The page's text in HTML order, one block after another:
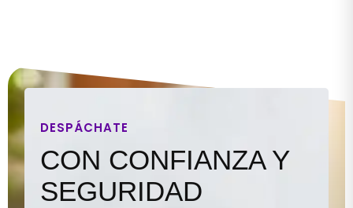
DESPÁCHATE
CON CONFIANZA Y
SEGURIDAD